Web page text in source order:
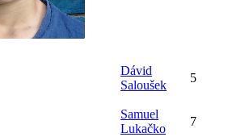
Dávid
Saloušek
5
Samuel
Lukačko
7